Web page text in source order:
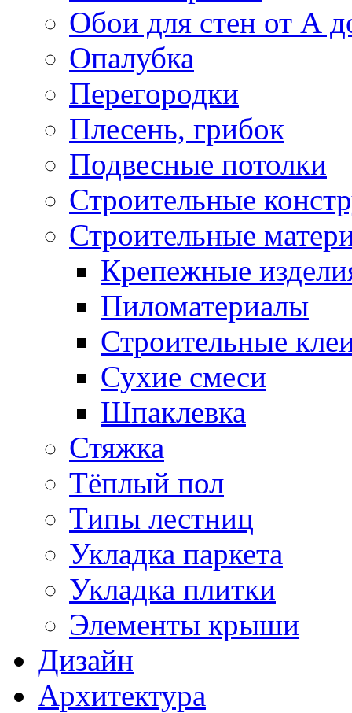
Обои для стен от А
Опалубка
Перегородки
Плесень, грибок
Подвесные потолки
Строительные
Строительные
Крепежные
Пиломатериалы
Строительные
Сухие смеси
Шпаклевка
Стяжка
Тёплый пол
Типы лестниц
Укладка паркета
Укладка плитки
Элементы крыши
Дизайн
Архитектура